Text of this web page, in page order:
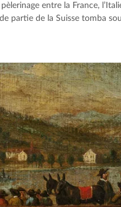
entre la France,
partie de la Suisse tomba